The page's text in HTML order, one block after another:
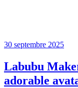
30 septembre 2025
Labubu
adorable